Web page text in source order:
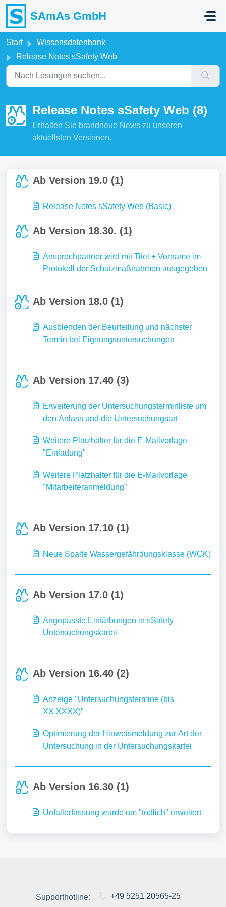
Zum hauptsächlichen Inhalt gehen
SAmAs GmbH
Start
Wissensdatenbank
Release Notes sSafety Web
Release Notes sSafety Web (8)
Erhalten Sie brandneue News zu unseren
aktuellsten Versionen.
Ab Version 19.0 (1)
Release Notes sSafety Web (Basic)
Ab Version 18.30. (1)
Ansprechpartner wird mit Titel + Vorname im
Protokoll der Schutzmaßnahmen ausgegeben
Ab Version 18.0 (1)
Ausblenden der Beurteilung und nächster
Termin bei Eignungsuntersuchungen
Ab Version 17.40 (3)
Erweiterung der Untersuchungsterminliste um
den Anlass und die Untersuchungsart
Weitere Platzhalter für die E-Mailvorlage
"Einladung"
Weitere Platzhalter für die E-Mailvorlage
"Mitarbeiteranmeldung"
Ab Version 17.10 (1)
Neue Spalte Wassergefährdungsklasse (WGK)
Ab Version 17.0 (1)
Angepasste Einfärbungen in sSafety
Untersuchungskartei
Ab Version 16.40 (2)
Anzeige "Untersuchungstermine (bis
XX.XXXX)"
Optimierung der Hinweismeldung zur Art der
Untersuchung in der Untersuchungskartei
Ab Version 16.30 (1)
Unfallerfassung wurde um "tödlich" erweitert
Supporthotline: +49 5251 20565-25